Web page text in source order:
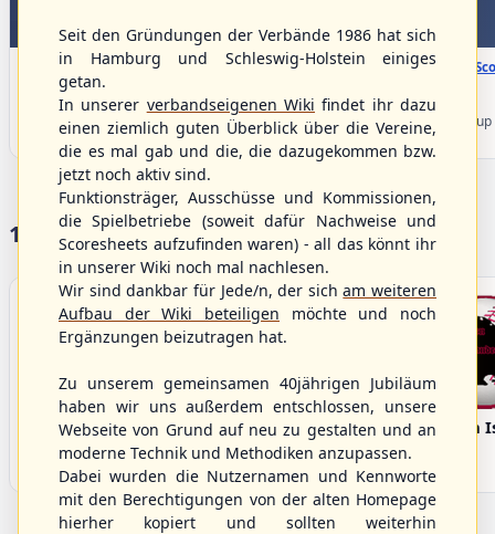
WBSC Europe
08:00 Uhr (€) Box-Score
Denmark vs. Lithuania
U-23 Baseball European
Championship B Pool 2026 - Group
Germany
WBSC Europe
08:00 Uhr(€) Box-
U-23 Baseball European
Championship B Pool 2026 - Group
Spain
17 Vereine im S/HBV
Bargenstedt
Beavers
Elmshorn Alligators Fehmarn
Seit den Gründungen der Verbände 1986 hat sich
in Hamburg und Schleswig-Holstein einiges
getan.
In unserer verbandseigenen Wiki findet ihr dazu
einen ziemlich guten Überblick über die Vereine,
die es mal gab und die, die dazugekommen bzw.
jetzt noch aktiv sind.
Funktionsträger, Ausschüsse und Kommissionen,
die Spielbetriebe (soweit dafür Nachweise und
Scoresheets aufzufinden waren) - all das könnt ihr
in unserer Wiki noch mal nachlesen.
Wir sind dankbar für Jede/n, der sicham weiteren
Aufbau der Wiki beteiligen möchte und noch
Ergänzungen beizutragen hat.
Zu unserem gemeinsamen 40jährigen Jubiläum
haben wir uns außerdem entschlossen, unsere
Webseite von Grund auf neu zu gestalten und an
moderne Technik und Methodiken anzupassen.
Dabei wurden die Nutzernamen und Kennworte
mit den Berechtigungen von der alten Homepage
hierher kopiert und sollten weiterhin